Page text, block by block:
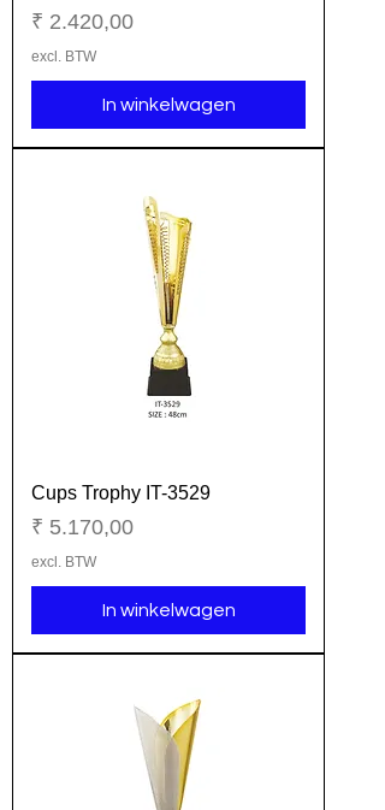
Prijs
₹ 2.420,00
excl. BTW
In winkelwagen
Cups Trophy IT-3529
Prijs
₹ 5.170,00
excl. BTW
In winkelwagen